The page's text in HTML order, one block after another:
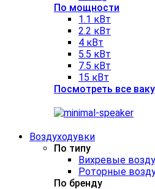
По мощности
1.1 кВт
2.2 кВт
4 кВт
5.5 кВт
7.5 кВт
15 кВт
Посмотреть все
Воздуходувки
По типу
Вихревые
Роторные
По бренду